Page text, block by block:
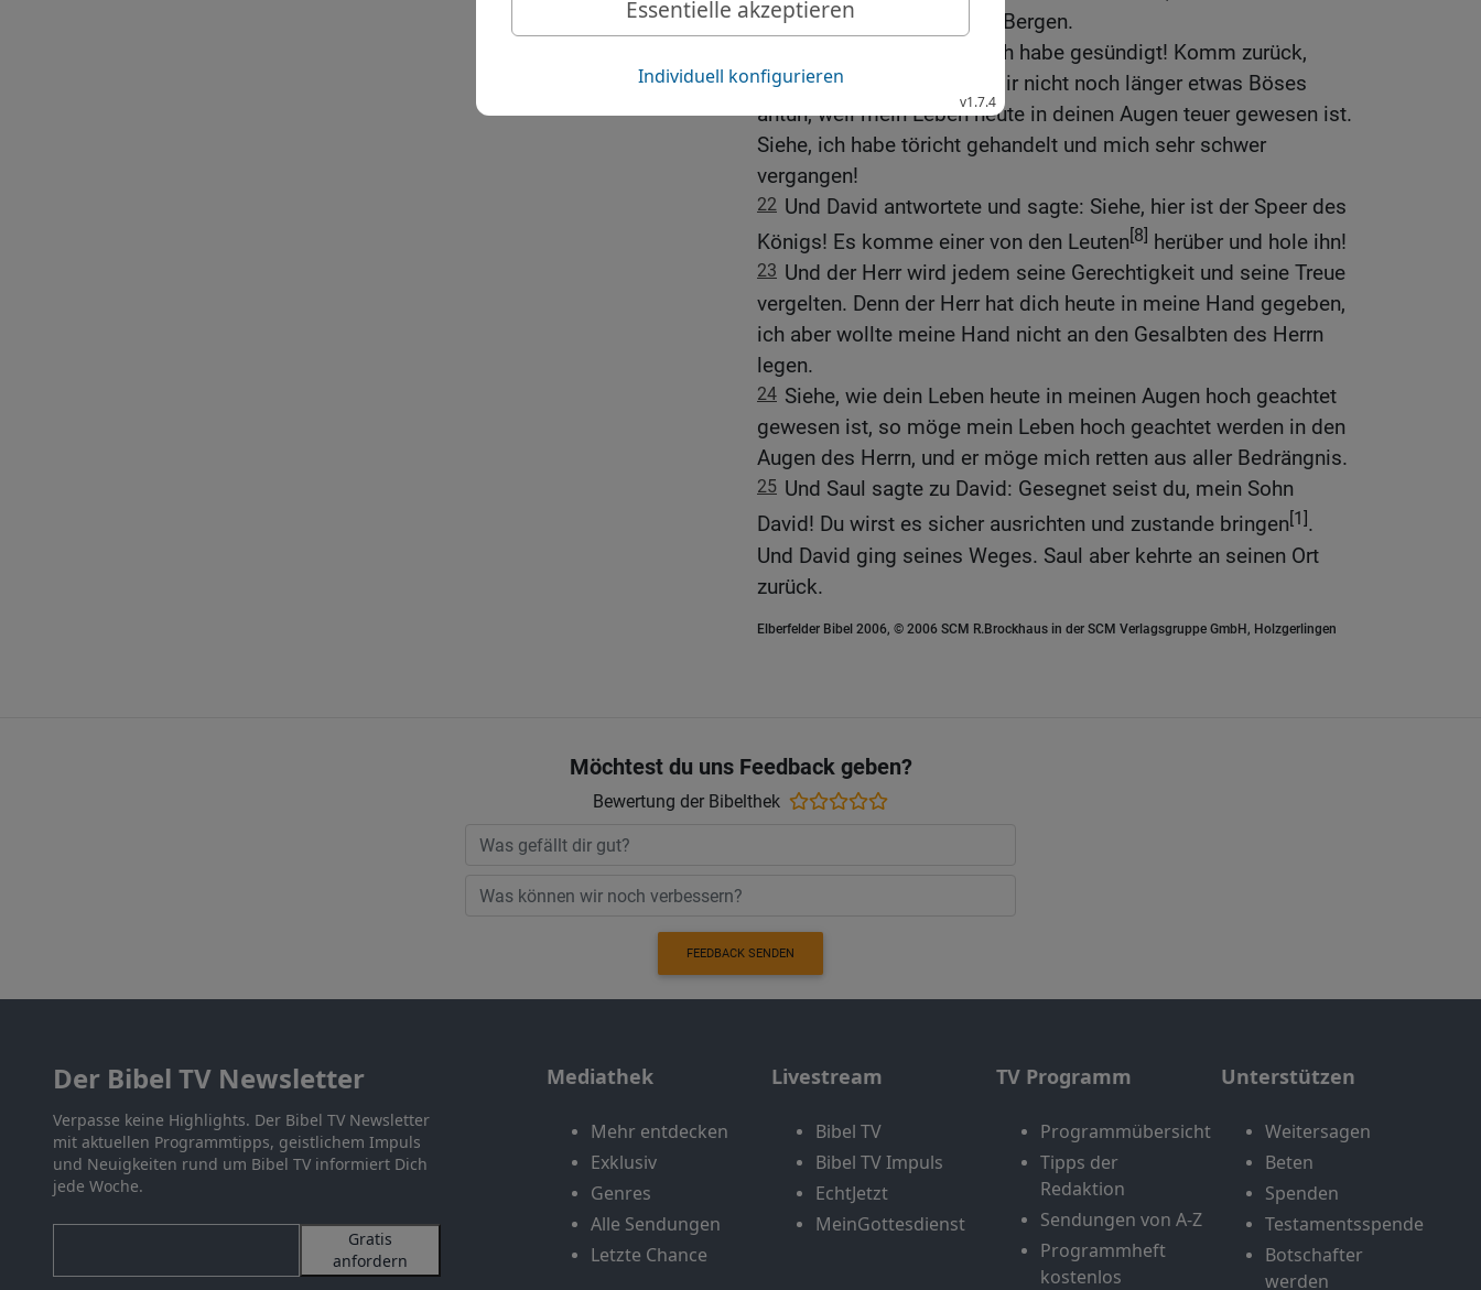
Rebhuhn nachjagt auf den Bergen.
Und Saul entgegnete: Ich habe gesündigt! Komm zurück,
mein Sohn David! Ich will dir nicht noch länger etwas Böses
antun, weil mein Leben heute in deinen Augen teuer gewesen ist.
Siehe, ich habe töricht gehandelt und mich sehr schwer
vergangen!
22 Und David antwortete und sagte: Siehe, hier ist der Speer des
Königs! Es komme einer von den Leuten[8] herüber und hole ihn!
23 Und der Herr wird jedem seine Gerechtigkeit und seine Treue
vergelten. Denn der Herr hat dich heute in meine Hand gegeben,
ich aber wollte meine Hand nicht an den Gesalbten des Herrn
legen.
24 Siehe, wie dein Leben heute in meinen Augen hoch geachtet
gewesen ist, so möge mein Leben hoch geachtet werden in den
Augen des Herrn, und er möge mich retten aus aller Bedrängnis.
25 Und Saul sagte zu David: Gesegnet seist du, mein Sohn
David! Du wirst es sicher ausrichten und zustande bringen[1].
Und David ging seines Weges. Saul aber kehrte an seinen Ort
zurück.
Elberfelder Bibel 2006, © 2006 SCM R.Brockhaus in der SCM Verlagsgruppe GmbH, Holzgerlingen
Möchtest du uns Feedback geben?
Bewertung der Bibelthek
FEEDBACK SENDEN
Der Bibel TV Newsletter
Verpasse keine Highlights. Der Bibel TV Newsletter
mit aktuellen Programmtipps, geistlichem Impuls
und Neuigkeiten rund um Bibel TV informiert Dich
jede Woche.
Gratis
anfordern
Mediathek
Mehr entdecken
Exklusiv
Genres
Alle Sendungen
Letzte Chance
Livestream
Bibel TV
Bibel TV Impuls
EchtJetzt
MeinGottesdienst
TV Programm
Programmübersicht
Tipps der
Redaktion
Sendungen von A-Z
Programmheft
kostenlos
Unterstützen
Weitersagen
Beten
Spenden
Testamentsspende
Botschafter
werden